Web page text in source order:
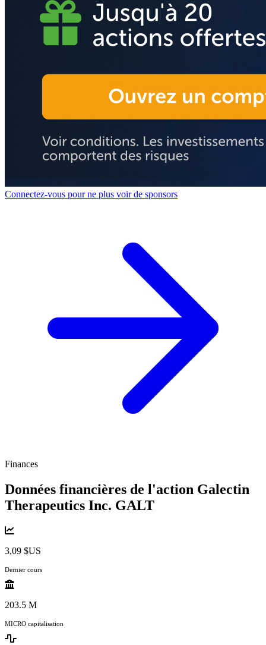
Connectez-vous pour ne plus voir de sponsors
Finances
Données financières de l'action Galectin
Therapeutics Inc. GALT
3,09 $US
Dernier cours
203.5 M
MICRO capitalisation